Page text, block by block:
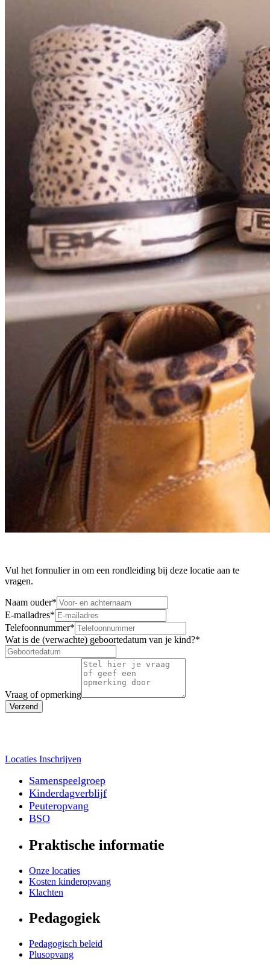
Vul het formulier in om een rondleiding bij deze locatie aan te
vragen.
Naam ouder*
E-mailadres*
Telefoonnummer*
Wat is de (verwachte) geboortedatum van je kind?*
Vraag of opmerking
Verzend
Locaties Inschrijven
Samenspeelgroep
Kinderdagverblijf
Peuteropvang
BSO
Praktische informatie
Onze locaties
Kosten kinderopvang
Klachten
Pedagogiek
Pedagogisch beleid
Plusopvang